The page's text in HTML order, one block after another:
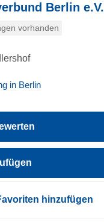
Berlin e.V.
vorhanden
in Berlin
hinzufügen